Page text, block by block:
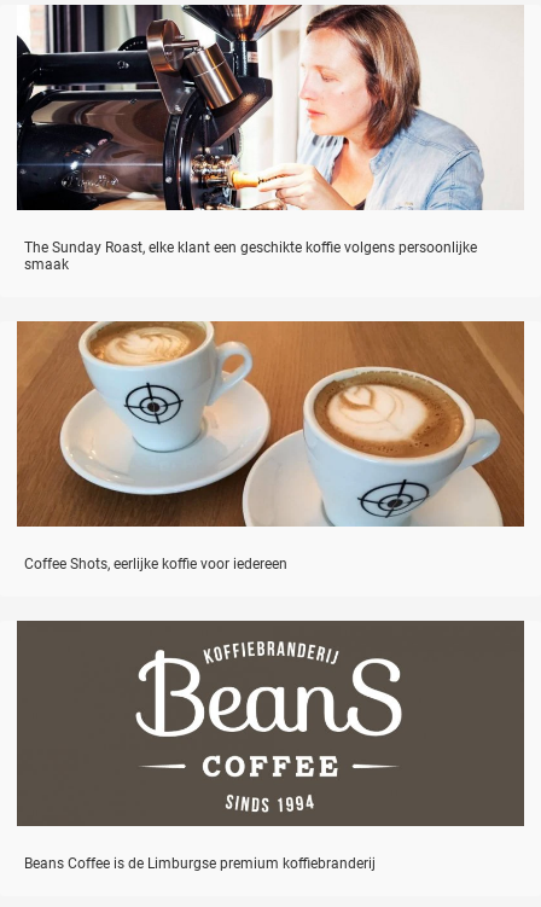
The Sunday Roast, elke klant een geschikte koffie volgens persoonlijke
smaak
Coffee Shots, eerlijke koffie voor iedereen
Beans Coffee is de Limburgse premium koffiebranderij